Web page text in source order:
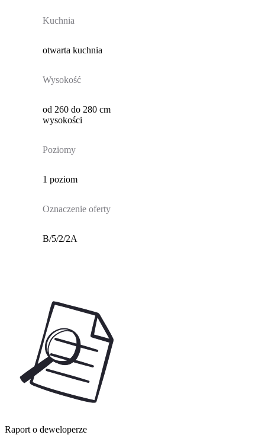
Kuchnia
otwarta kuchnia
Wysokość
od 260 do 280 cm
wysokości
Poziomy
1 poziom
Oznaczenie oferty
B/5/2/2A
Raport o deweloperze